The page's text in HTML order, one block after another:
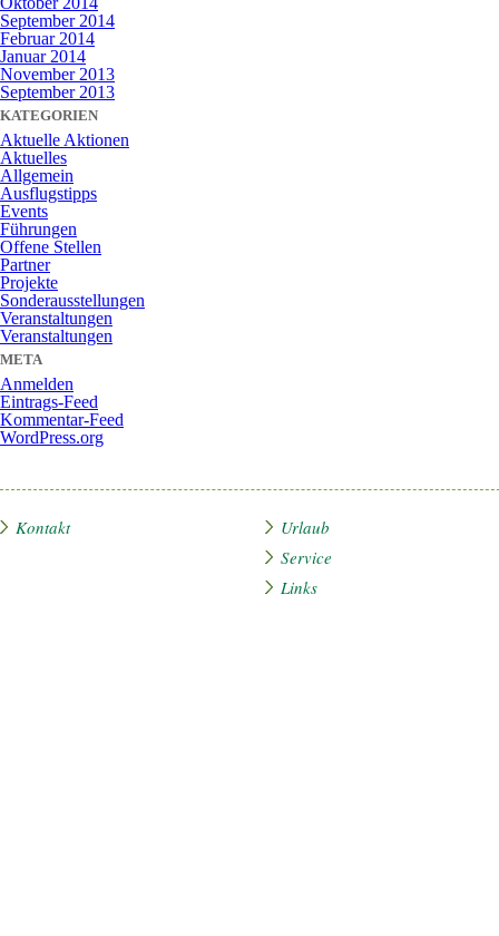
September 2014
Februar 2014
Januar 2014
November 2013
September 2013
KATEGORIEN
Aktuelle Aktionen
Aktuelles
Allgemein
Ausflugstipps
Events
Führungen
Offene Stellen
Partner
Projekte
Sonderausstellungen
Veranstaltungen
Veranstaltungen
META
Anmelden
Eintrags-Feed
Kommentar-Feed
WordPress.org
Kontakt
Urlaub
Service
Links